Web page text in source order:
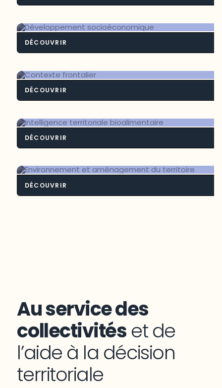
DÉCOUVRIR
DÉCOUVRIR
DÉCOUVRIR
DÉCOUVRIR
Au service des
collectivités et de
l’aide à la décision
territoriale